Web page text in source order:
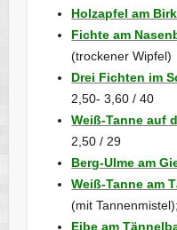
Holzapfel am
Fichte am
(trockener Wipfel)
Drei Fichten im
2,50- 3,60 / 40
Weiß-Tanne auf
2,50 / 29
Berg-Ulme am
Weiß-Tanne am
(mit
Eibe am